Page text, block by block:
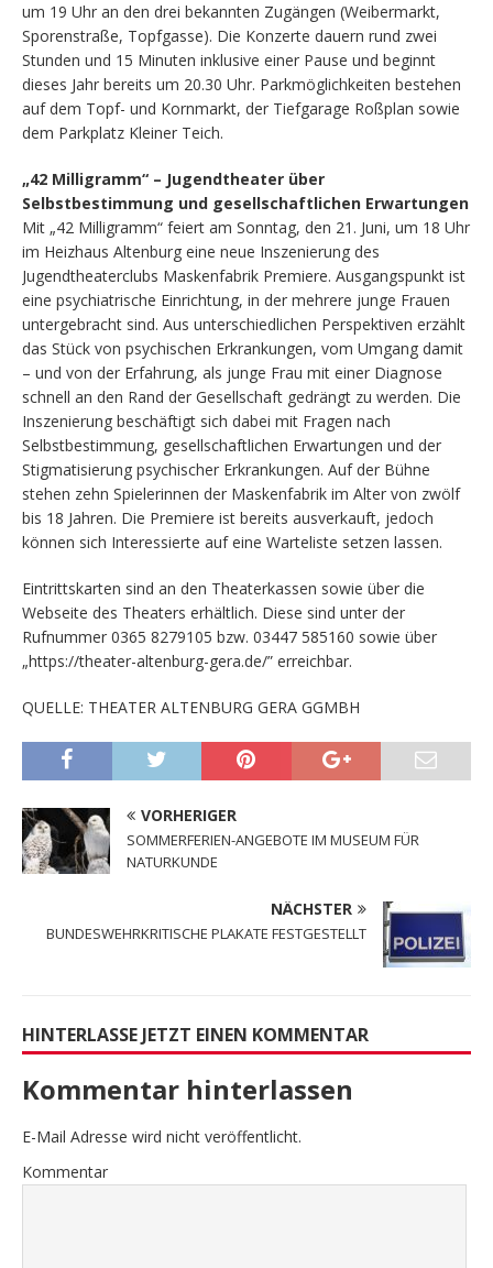
um 19 Uhr an den drei bekannten Zugängen (Weibermarkt,
Sporenstraße, Topfgasse). Die Konzerte dauern rund zwei
Stunden und 15 Minuten inklusive einer Pause und beginnt
dieses Jahr bereits um 20.30 Uhr. Parkmöglichkeiten bestehen
auf dem Topf- und Kornmarkt, der Tiefgarage Roßplan sowie
dem Parkplatz Kleiner Teich.
„42 Milligramm“ – Jugendtheater über
Selbstbestimmung und gesellschaftlichen Erwartungen
Mit „42 Milligramm“ feiert am Sonntag, den 21. Juni, um 18 Uhr
im Heizhaus Altenburg eine neue Inszenierung des
Jugendtheaterclubs Maskenfabrik Premiere. Ausgangspunkt ist
eine psychiatrische Einrichtung, in der mehrere junge Frauen
untergebracht sind. Aus unterschiedlichen Perspektiven erzählt
das Stück von psychischen Erkrankungen, vom Umgang damit
– und von der Erfahrung, als junge Frau mit einer Diagnose
schnell an den Rand der Gesellschaft gedrängt zu werden. Die
Inszenierung beschäftigt sich dabei mit Fragen nach
Selbstbestimmung, gesellschaftlichen Erwartungen und der
Stigmatisierung psychischer Erkrankungen. Auf der Bühne
stehen zehn Spielerinnen der Maskenfabrik im Alter von zwölf
bis 18 Jahren. Die Premiere ist bereits ausverkauft, jedoch
können sich Interessierte auf eine Warteliste setzen lassen.
Eintrittskarten sind an den Theaterkassen sowie über die
Webseite des Theaters erhältlich. Diese sind unter der
Rufnummer 0365 8279105 bzw. 03447 585160 sowie über
„https://theater-altenburg-gera.de/” erreichbar.
QUELLE: THEATER ALTENBURG GERA GGMBH
VORHERIGER
SOMMERFERIEN-ANGEBOTE IM MUSEUM FÜR
NATURKUNDE
NÄCHSTER
BUNDESWEHRKRITISCHE PLAKATE FESTGESTELLT
HINTERLASSE JETZT EINEN KOMMENTAR
Kommentar hinterlassen
E-Mail Adresse wird nicht veröffentlicht.
Kommentar